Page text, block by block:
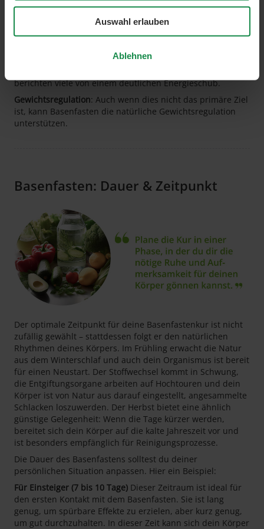
Auswahl erlauben
Ablehnen
Bessere Verdauung: Viele Menschen berichten von einer
berichten viele von einem deutlichen Energieschub.
Gewichtsregulation: Auch wenn dies nicht das primäre Ziel
ist, kann Basenfasten die natürliche Gewichtsregulation
unterstützen.
Basenfasten: Dauer & Zeitpunkt
Der optimale Zeitpunkt für deine Basenfastenkur ist nicht
zufällig gewählt – stattdessen folgt er den natürlichen
Rhythmen deines Körpers. Im Frühling erwacht die Natur
aus dem Winterschlaf und auch dein Organismus ist bereit
für einen Neustart. Der Stoffwechsel kommt in Schwung,
die Entgiftungsorgane arbeiten auf Hochtouren und dein
Körper ist von Natur aus darauf eingestellt, angesammelte
Schlacken loszuwerden. Der Herbst bietet eine ähnlich
günstige Gelegenheit: Wenn die Tage kürzer werden,
bereitet sich dein Körper auf die kalte Jahreszeit vor und
ist besonders empfänglich für Reinigungsprozesse.
Die Dauer des Basenfastens solltest du deiner
persönlichen Situation anpassen. Hier ein Beispiel:
Für Einsteiger (7 bis 10 Tage) Dieser Zeitraum ist ideal für
den ersten Kontakt mit dem Basenfasten. Sie ist lang
genug, um spürbare Effekte zu erzielen, aber kurz genug,
um gut durchzuhalten. In dieser Zeit kann sich dein Körper